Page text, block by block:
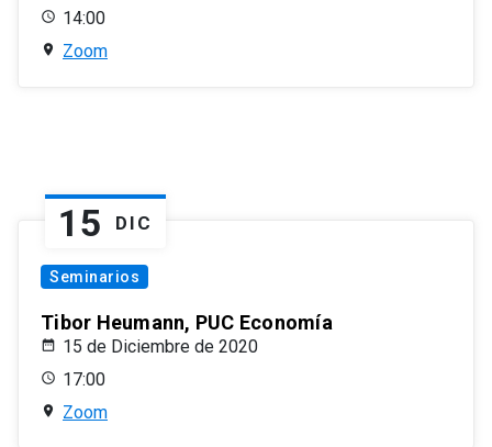
14:00
Zoom
15 DIC
Seminarios
Tibor Heumann, PUC Economía
15 de Diciembre de 2020
17:00
Zoom